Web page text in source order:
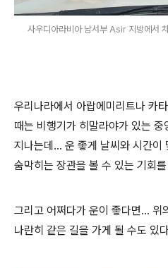
사우디아라비아 남서부 Asir 지방에서
우리나라에서 아랍에미리트나 카
때는 비행기가 히말라야가 있는
지나는데... 운 좋게 날씨와 시간이
숨막히는 장관을 볼 수 있는 기회
그리고 어쩌다가 운이 좋다면... 위
나란히 같은 길을 가게 될 수도 있